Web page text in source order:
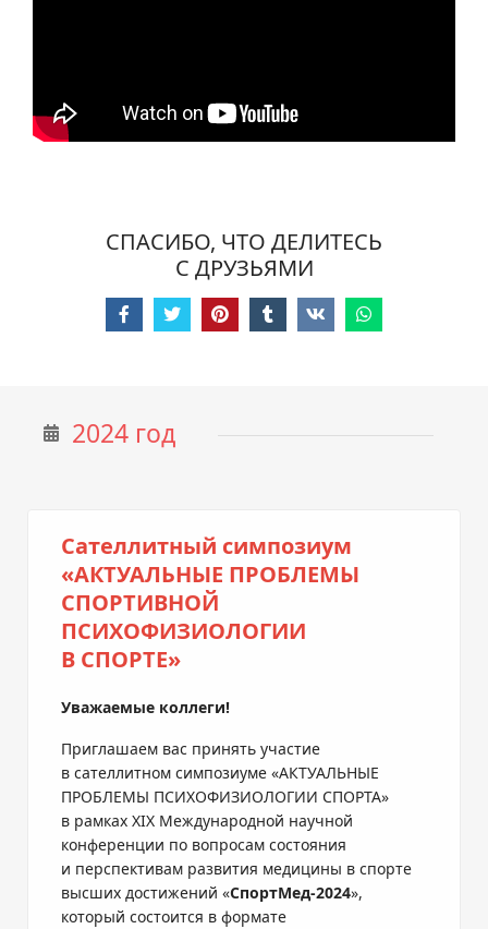
СПАСИБО, ЧТО ДЕЛИТЕСЬ
С ДРУЗЬЯМИ
2024 год
Сателлитный симпозиум
«АКТУАЛЬНЫЕ ПРОБЛЕМЫ
СПОРТИВНОЙ
ПСИХОФИЗИОЛОГИИ
В СПОРТЕ»
Уважаемые коллеги!
Приглашаем вас принять участие
в сателлитном симпозиуме «АКТУАЛЬНЫЕ
ПРОБЛЕМЫ ПСИХОФИЗИОЛОГИИ СПОРТА»
в рамках XIX Международной научной
конференции по вопросам состояния
и перспективам развития медицины в спорте
высших достижений «СпортМед-2024»,
который состоится в формате